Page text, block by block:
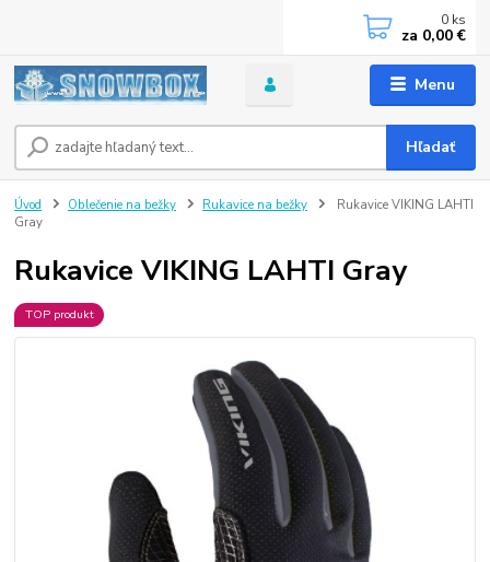
Menu
Hľadať
0 ks
za 0,00 €
Úvod Oblečenie na bežky Rukavice na bežky
Rukavice VIKING LAHTI
Gray
Rukavice VIKING LAHTI Gray
TOP produkt